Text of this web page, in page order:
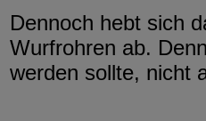
Dennoch hebt sich
Wurfrohren ab.
werden sollte, nicht